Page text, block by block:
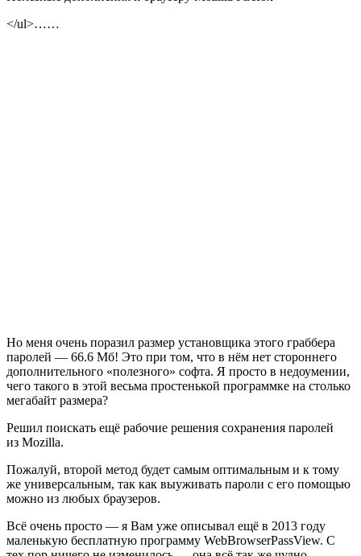
</ul>……
Но меня очень поразил размер установщика этого граббера
паролей — 66.6 Мб! Это при том, что в нём нет стороннего
дополнительного «полезного» софта. Я просто в недоумении,
чего такого в этой весьма простенькой программке на столько
мегабайт размера?
Решил поискать ещё рабочие решения сохранения паролей
из Mozilla.
Пожалуй, второй метод будет самым оптимальным и к тому
же универсальным, так как выуживать пароли с его помощью
можно из любых браузеров.
Всё очень просто — я Вам уже описывал ещё в 2013 году
маленькую бесплатную программу WebBrowserPassView. С